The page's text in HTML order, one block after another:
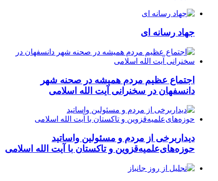
جهاد رسانه ای
اجتماع عظیم مردم همیشه در صحنه شهر
دانسفهان در سخنرانی آیت الله اسلامی
دیداربرخی از مردم و مسئولین واساتید
حوزه‌های‌علمیه‌قزوین و تاکستان با آیت الله اسلامی